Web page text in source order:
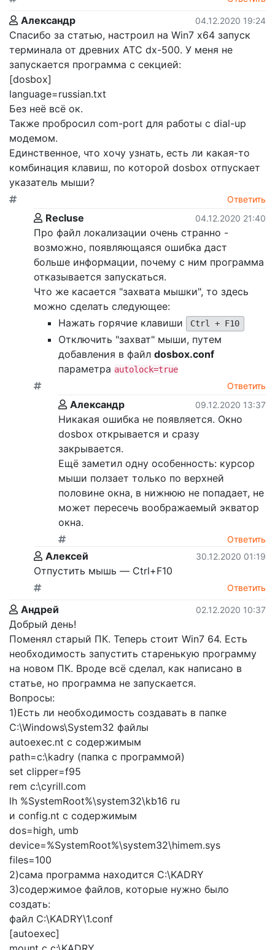
Александр 04.12.2020 19:24
Спасибо за статью, настроил на Win7 х64 запуск
терминала от древних АТС dx-500. У меня не
запускается программа с секцией:
[dosbox]
language=russian.txt
Без неё всё ок.
Также пробросил com-port для работы с dial-up
модемом.
Единственное, что хочу узнать, есть ли какая-то
комбинация клавиш, по которой dosbox отпускает
указатель мыши?
Ответить
Recluse 04.12.2020 21:40
Про файл локализации очень странно -
возможно, появляющаяся ошибка даст
больше информации, почему с ним программа
отказывается запускаться.
Что же касается "захвата мышки", то здесь
можно сделать следующее:
Нажать горячие клавиши
Ctrl + F10
Отключить "захват" мыши, путем
добавления в файл dosbox.conf
параметра autolock=true
Ответить
Александр 09.12.2020 13:37
Никакая ошибка не появляется. Окно
dosbox открывается и сразу
закрывается.
Ещё заметил одну особенность: курсор
мыши ползает только по верхней
половине окна, в нижнюю не попадает, не
может пересечь воображаемый экватор
окна.
Ответить
Алексей 30.12.2020 01:19
Отпустить мышь — Ctrl+F10
Ответить
Андрей 02.12.2020 10:37
Добрый день!
Поменял старый ПК. Теперь стоит Win7 64. Есть
необходимость запустить старенькую программу
на новом ПК. Вроде всё сделал, как написано в
статье, но программа не запускается.
Вопросы:
1)Есть ли необходимость создавать в папке
C:\Windows\System32 файлы
autoexec.nt с содержимым
path=c:\kadry (папка с программой)
set clipper=f95
rem c:\cyrill.com
lh %SystemRoot%\system32\kb16 ru
и config.nt с содержимым
dos=high, umb
device=%SystemRoot%\system32\himem.sys
files=100
2)сама программа находится C:\KADRY
3)содержимое файлов, которые нужно было
создать:
файл C:\KADRY\1.conf
[autoexec]